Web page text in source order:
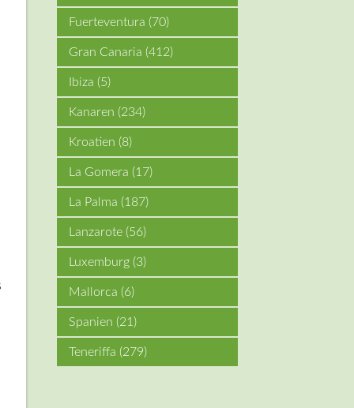
Fuerteventura (70)
Gran Canaria (412)
Ibiza (5)
Kanaren (234)
Kroatien (8)
La Gomera (17)
La Palma (187)
Lanzarote (56)
Luxemburg (3)
Mallorca (6)
Spanien (21)
Teneriffa (279)